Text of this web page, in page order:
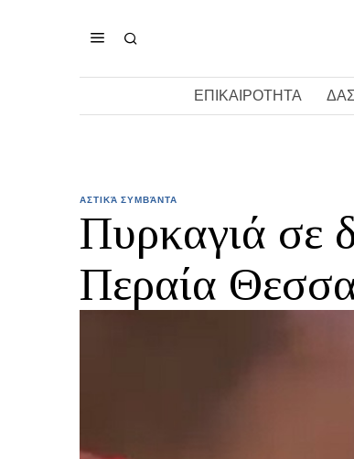
ΕΠΙΚΑΙΡΟΤΗΤΑ
ΑΣΤΙΚΆ ΣΥΜΒΆΝΤΑ
Πυρκαγιά σε
Περαία